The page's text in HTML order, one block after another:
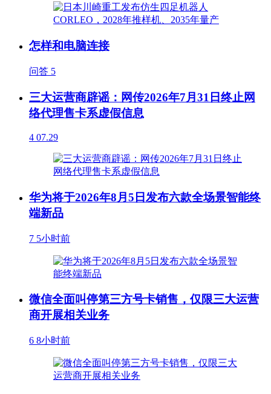
怎样和电脑连接
问答 5
三大运营商辟谣：网传2026年7月31日终止网
络代理售卡系虚假信息
4 07.29
华为将于2026年8月5日发布六款全场景智能终
端新品
7 5小时前
微信全面叫停第三方号卡销售，仅限三大运营
商开展相关业务
6 8小时前